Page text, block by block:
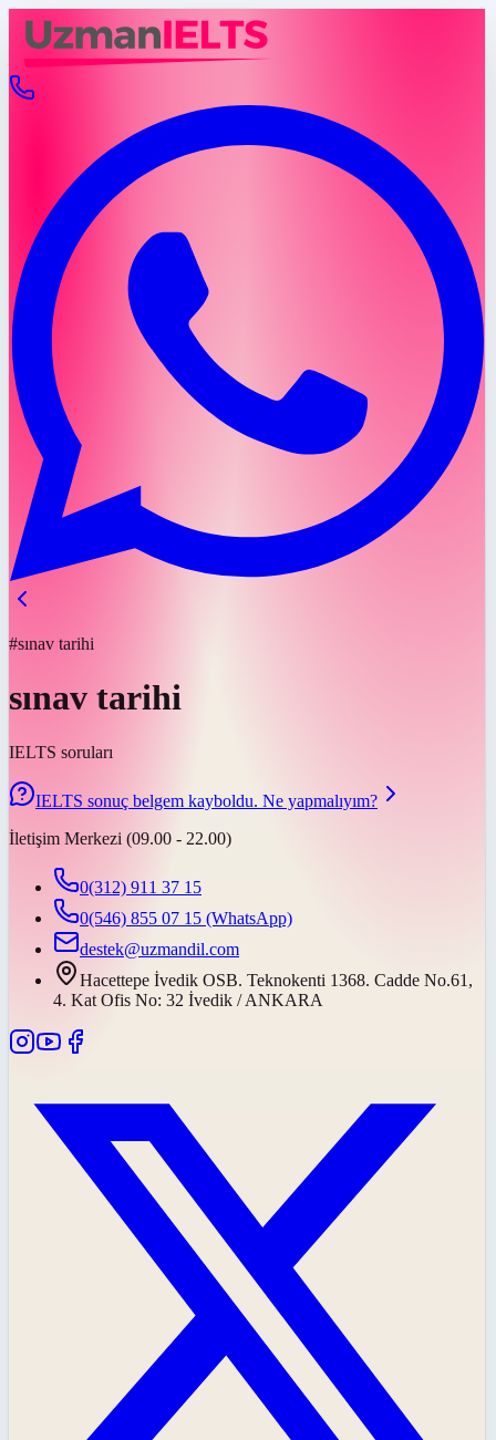
#sınav tarihi
sınav tarihi
IELTS soruları
IELTS sonuç belgem kayboldu. Ne yapmalıyım?
İletişim Merkezi (09.00 - 22.00)
0(312) 911 37 15
0(546) 855 07 15 (WhatsApp)
destek@uzmandil.com
Hacettepe İvedik OSB. Teknokenti 1368. Cadde No.61,
4. Kat Ofis No: 32 İvedik / ANKARA